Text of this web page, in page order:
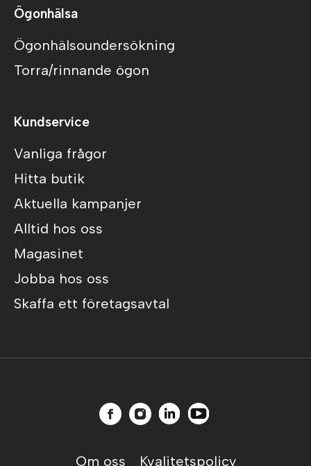
Ögonhälsa
Ögonhälsoundersökning
Torra/rinnande ögon
Kundservice
Vanliga frågor
Hitta butik
Aktuella kampanjer
Alltid hos oss
Magasinet
Jobba hos oss
Skaffa ett företagsavtal
Om oss Kvalitetspolicy